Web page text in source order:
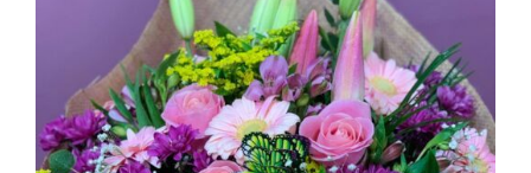
AÑADIR AL CARRITO
/